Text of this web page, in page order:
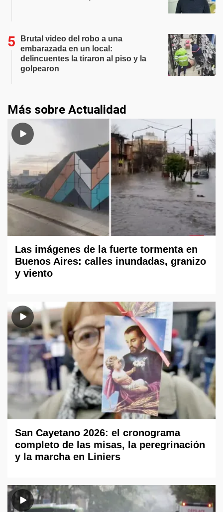
Brutal video del robo a una
embarazada en un local:
delincuentes la tiraron al piso y la
golpearon
Más sobre Actualidad
Las imágenes de la fuerte tormenta en
Buenos Aires: calles inundadas, granizo
y viento
San Cayetano 2026: el cronograma
completo de las misas, la peregrinación
y la marcha en Liniers